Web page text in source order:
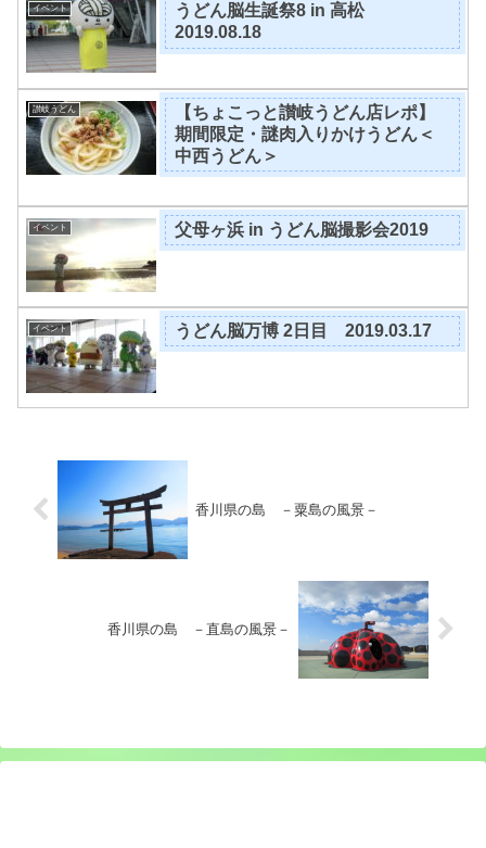
イベント
うどん脳生誕祭8 in 高松
2019.08.18
讃岐うどん
【ちょこっと讃岐うどん店レポ】
期間限定・謎肉入りかけうどん＜
中西うどん＞
イベント 父母ヶ浜 in うどん脳撮影会2019
イベント うどん脳万博 2日目 2019.03.17
香川県の島 －粟島の風景－
香川県の島 －直島の風景－